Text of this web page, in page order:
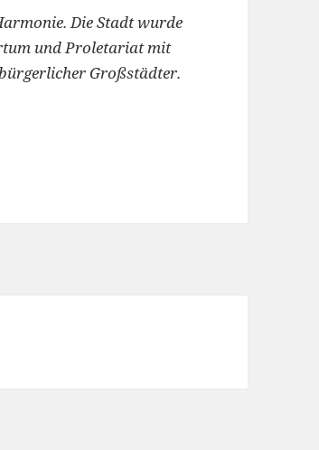
Die Stadt wurde
und Proletariat mit
Großstädter.